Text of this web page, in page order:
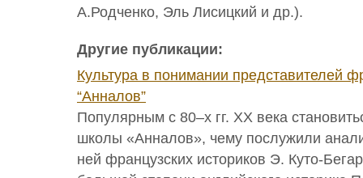
А.Родченко, Эль Лисицкий и др.).
Другие публикации:
Культура в понимании представителей
“Анналов”
Популярным с 80–х гг. ХХ века
школы «Анналов», чему послужили
ней французских историков Э. Куто-